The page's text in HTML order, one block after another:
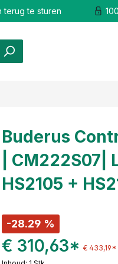
terug te sturen
Buderus
|
HS2105 +
-28.29 %
€ 310,63* € 433,19*